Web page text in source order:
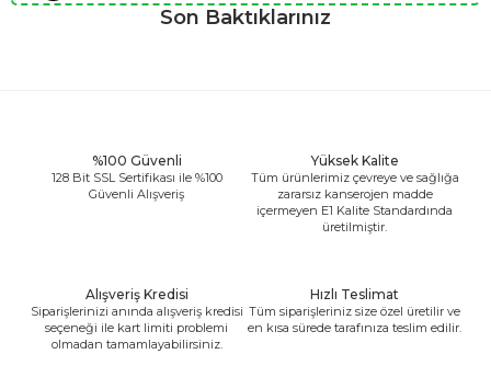
Son Baktıklarınız
%100 Güvenli
128 Bit SSL Sertifikası ile %100
Güvenli Alışveriş
Yüksek Kalite
Tüm ürünlerimiz çevreye ve sağlığa
zararsız kanserojen madde
içermeyen E1 Kalite Standardında
üretilmiştir.
Alışveriş Kredisi
Siparişlerinizi anında alışveriş kredisi
seçeneği ile kart limiti problemi
olmadan tamamlayabilirsiniz.
Hızlı Teslimat
Tüm siparişleriniz size özel üretilir ve
en kısa sürede tarafınıza teslim edilir.